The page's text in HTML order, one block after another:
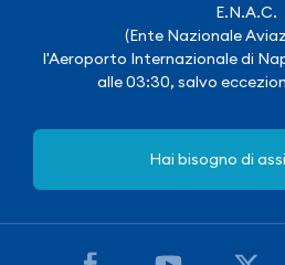
E.N.A.C.
(Ente Nazionale
l'Aeroporto Internazionale di
alle 03:30, salvo
Hai bisogno di